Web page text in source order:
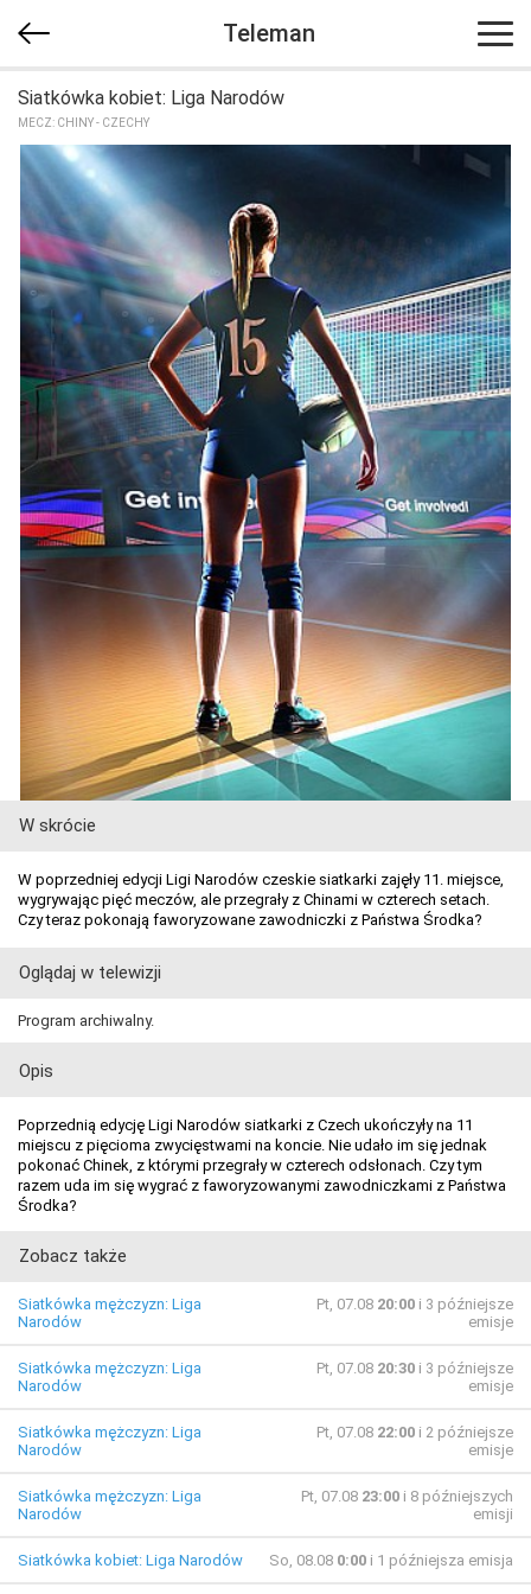
Teleman
Siatkówka kobiet: Liga Narodów
MECZ: CHINY - CZECHY
W skrócie
W poprzedniej edycji Ligi Narodów czeskie siatkarki zajęły 11. miejsce,
wygrywając pięć meczów, ale przegrały z Chinami w czterech setach.
Czy teraz pokonają faworyzowane zawodniczki z Państwa Środka?
Oglądaj w telewizji
Program archiwalny.
Opis
Poprzednią edycję Ligi Narodów siatkarki z Czech ukończyły na 11
miejscu z pięcioma zwycięstwami na koncie. Nie udało im się jednak
pokonać Chinek, z którymi przegrały w czterech odsłonach. Czy tym
razem uda im się wygrać z faworyzowanymi zawodniczkami z Państwa
Środka?
Zobacz także
Siatkówka mężczyzn: Liga
Narodów
Pt, 07.08 20:00 i 3 późniejsze
emisje
Siatkówka mężczyzn: Liga
Narodów
Pt, 07.08 20:30 i 3 późniejsze
emisje
Siatkówka mężczyzn: Liga
Narodów
Pt, 07.08 22:00 i 2 późniejsze
emisje
Siatkówka mężczyzn: Liga
Narodów
Pt, 07.08 23:00 i 8 późniejszych
emisji
Siatkówka kobiet: Liga Narodów So, 08.08 0:00 i 1 późniejsza emisja